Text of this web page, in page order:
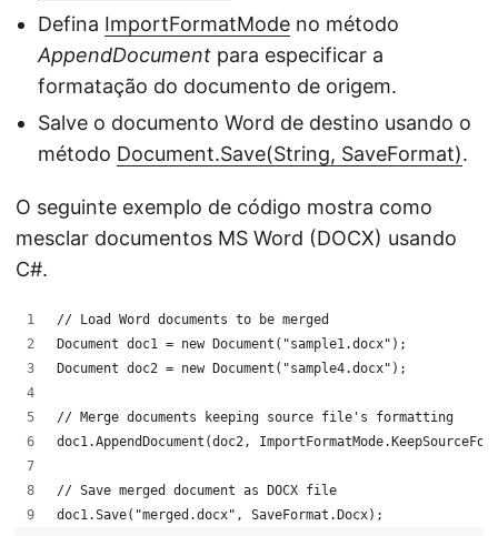
Defina ImportFormatMode no método
AppendDocument para especificar a
formatação do documento de origem.
Salve o documento Word de destino usando o
método Document.Save(String, SaveFormat).
O seguinte exemplo de código mostra como
mesclar documentos MS Word (DOCX) usando
C#.
// Load Word documents to be merged
Document doc1 = new Document("sample1.docx");
Document doc2 = new Document("sample4.docx");
// Merge documents keeping source file's formatting
doc1.AppendDocument(doc2,
// Save merged document as DOCX file
doc1.Save("merged.docx", SaveFormat.Docx);